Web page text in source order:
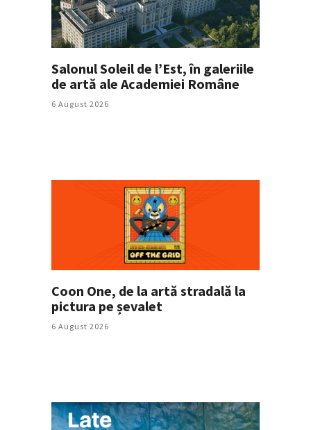
Salonul Soleil de l’Est, în galeriile
de artă ale Academiei Române
6 August 2026
Coon One, de la artă stradală la
pictura pe șevalet
6 August 2026